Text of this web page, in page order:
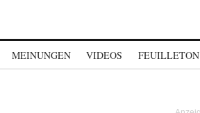
MEINUNGEN VIDEOS FEUILLETON